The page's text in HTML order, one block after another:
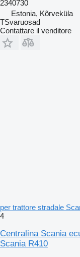
2340730
Estonia, Kõrveküla
TSvaruosad
Contattare il venditore
per trattore stradale
4
Centralina Scania
Scania R410